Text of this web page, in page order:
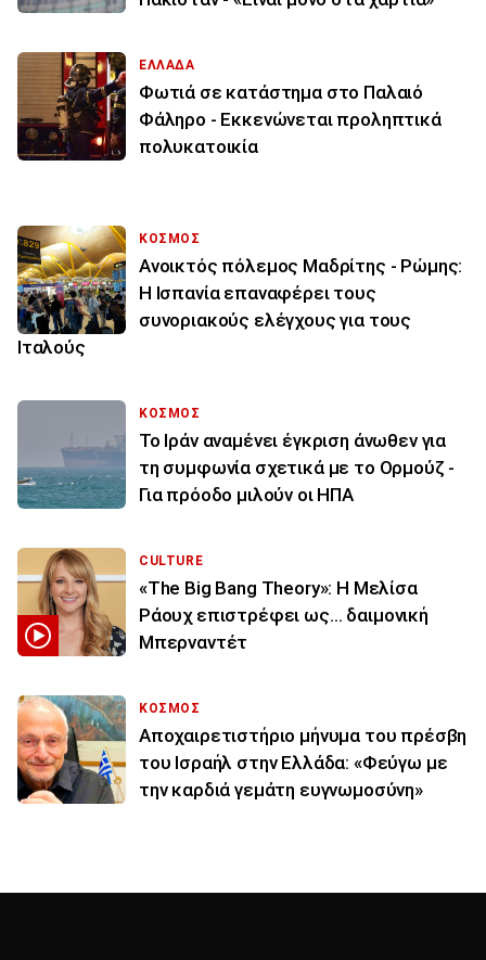
ΕΛΛΑΔΑ
Φωτιά σε κατάστημα στο Παλαιό
Φάληρο - Εκκενώνεται προληπτικά
πολυκατοικία
ΚΟΣΜΟΣ
Ανοικτός πόλεμος Μαδρίτης - Ρώμης:
Η Ισπανία επαναφέρει τους
συνοριακούς ελέγχους για τους
Ιταλούς
ΚΟΣΜΟΣ
Το Ιράν αναμένει έγκριση άνωθεν για
τη συμφωνία σχετικά με το Ορμούζ -
Για πρόοδο μιλούν οι ΗΠΑ
CULTURE
«The Big Bang Theory»: Η Μελίσα
Ράουχ επιστρέφει ως… δαιμονική
Μπερναντέτ
ΚΟΣΜΟΣ
Αποχαιρετιστήριο μήνυμα του πρέσβη
του Ισραήλ στην Ελλάδα: «Φεύγω με
την καρδιά γεμάτη ευγνωμοσύνη»